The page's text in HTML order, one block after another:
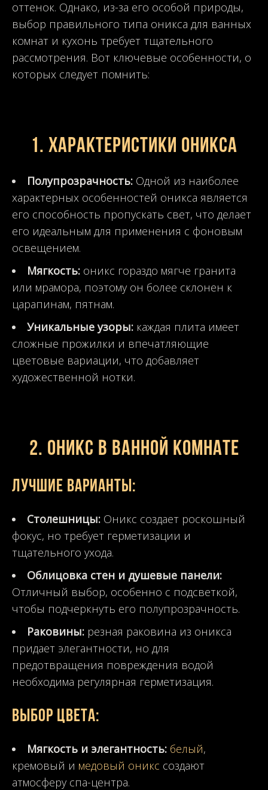
оттенок. Однако, из-за его особой природы,
выбор правильного типа оникса для ванных
комнат и кухонь требует тщательного
рассмотрения. Вот ключевые особенности, о
которых следует помнить:
1. Характеристики оникса
Полупрозрачность: Одной из наиболее
характерных особенностей оникса является
его способность пропускать свет, что делает
его идеальным для применения с фоновым
освещением.
Мягкость: оникс гораздо мягче гранита
или мрамора, поэтому он более склонен к
царапинам, пятнам.
Уникальные узоры: каждая плита имеет
сложные прожилки и впечатляющие
цветовые вариации, что добавляет
художественной нотки.
2. Оникс в ванной комнате
Лучшие варианты:
Столешницы: Оникс создает роскошный
фокус, но требует герметизации и
тщательного ухода.
Облицовка стен и душевые панели:
Отличный выбор, особенно с подсветкой,
чтобы подчеркнуть его полупрозрачность.
Раковины: резная раковина из оникса
придает элегантности, но для
предотвращения повреждения водой
необходима регулярная герметизация.
Выбор цвета:
Мягкость и элегантность: белый,
кремовый и медовый оникс создают
атмосферу спа-центра.